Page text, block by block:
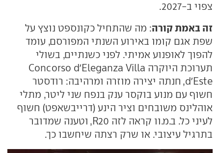
צפוי ב-2027.
זה באמת קורה: מה שהתחיל כקונספט נוצץ על
שפת אגם קומו באירוע השנתי המפורסם, עומד
להפוך לאופנוע אמיתי. לפני כשנתיים, בשולי
תערוכת היוקרה Concorso d'Eleganza Villa
d'Este, חנתה יצירה מוזרה ומרהיבה: רודסטר
חשוף עם מנוע בוקסר ענק בנפח שני ליטר, מתלי
אוהלינס משובחים וציר הינע (דרייבשאפט) חשוף
לעיני כל. ב.מ.וו קראה לזה R20, וטענה שמדובר
בתרגיל עיצובי. או שרק רצתה שיחשבו כך.